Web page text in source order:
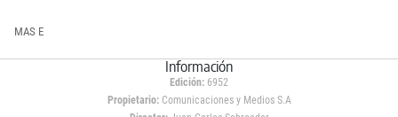
MAS E
Información
Edición: 6952
Propietario:Comunicaciones y Medios S.A